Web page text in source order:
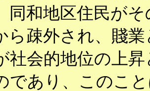
同和地区住民が
ら疎外され、賤
社会的地位の上
であり、このこ